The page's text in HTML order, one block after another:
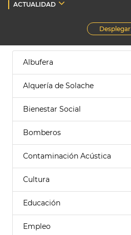
ACTUALIDAD
Desplegar
Albufera
Alquería de Solache
Bienestar Social
Bomberos
Contaminación Acústica
Cultura
Educación
Empleo